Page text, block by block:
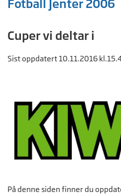
Fotball Jenter 2006
Cuper vi deltar i
Sist oppdatert 10.11.2016
På denne siden finner du